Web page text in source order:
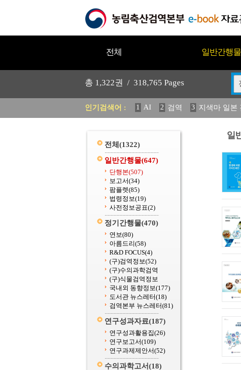
전체 일반간행물
총 1,322권 / 318,765 Pages
인기검색어 : 1 AI 2 검역 3 지색마 일본
11 2025 12 중독성 식물 도감
전체 (1322)
일반간행물(647)
단행본(507)
보고서(34)
팜플렛(85)
법령정보(19)
사전정보공표(2)
정기간행물(470)
연보(80)
아름드리(58)
R&D FOCUS(4)
(구)검역정보(52)
(구)수의과학검역
(구)식물검역정보
국내외 동향정보(177)
도서관 뉴스레터(18)
검역본부 뉴스레터(81)
연구성과자료(187)
연구성과활용집(26)
연구보고서(109)
연구과제제안서(52)
수의과학고서(18)
일